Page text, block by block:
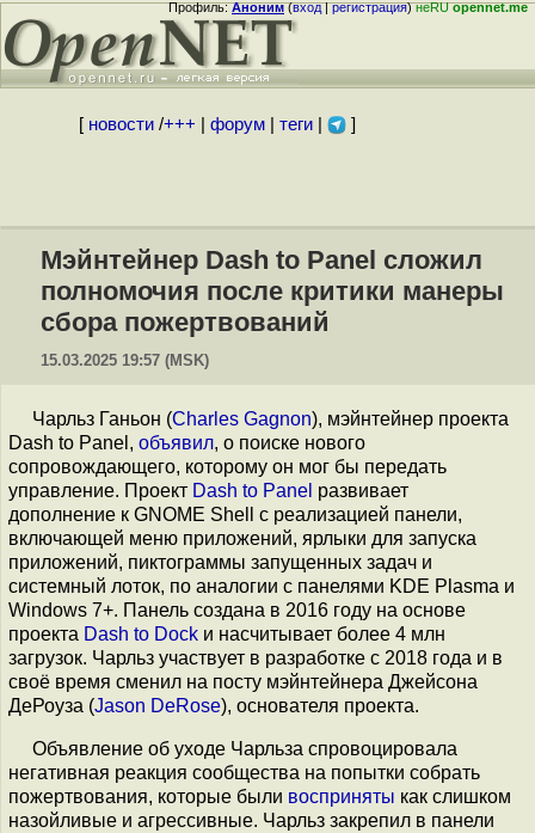
Профиль:Аноним(вход|регистрация)неRUopennet.me
[ новости/+++ форум| теги| ]
Мэйнтейнер Dash to Panel сложил
полномочия после критики манеры
сбора пожертвований
15.03.2025 19:57 (MSK)
Чарльз Ганьон (Charles Gagnon), мэйнтейнер проекта
Dash to Panel, объявил, о поиске нового
сопровождающего, которому он мог бы передать
управление. Проект Dash to Panel развивает
дополнение к GNOME Shell с реализацией панели,
включающей меню приложений, ярлыки для запуска
приложений, пиктограммы запущенных задач и
системный лоток, по аналогии с панелями KDE Plasma и
Windows 7+. Панель создана в 2016 году на основе
проекта Dash to Dock и насчитывает более 4 млн
загрузок. Чарльз участвует в разработке с 2018 года и в
своё время сменил на посту мэйнтейнера Джейсона
ДеРоуза (Jason DeRose), основателя проекта.
Объявление об уходе Чарльза спровоцировала
негативная реакция сообщества на попытки собрать
пожертвования, которые были восприняты как слишком
назойливые и агрессивные. Чарльз закрепил в панели